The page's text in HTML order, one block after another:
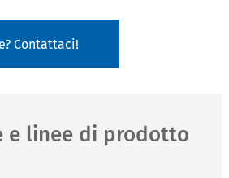
Contattaci!
e linee di prodotto